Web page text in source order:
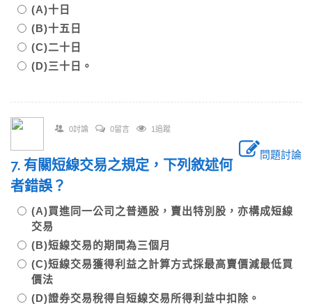
(A)十日
(B)十五日
(C)二十日
(D)三十日。
0討論 0留言 1追蹤
問題討論
7. 有關短線交易之規定，下列敘述何
者錯誤？
(A)買進同一公司之普通股，賣出特別股，亦構成短線
交易
(B)短線交易的期間為三個月
(C)短線交易獲得利益之計算方式採最高賣價減最低買
價法
(D)證券交易稅得自短線交易所得利益中扣除。